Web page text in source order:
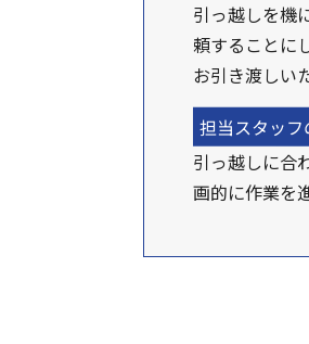
引っ越しを機
頼することに
お引き渡しい
担当スタッフ
引っ越しに合
画的に作業を